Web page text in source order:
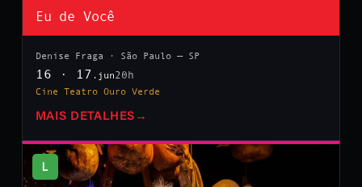
Eu de Você
Denise Fraga · São Paulo — SP
16 · 17 .jun20h
Cine Teatro Ouro Verde
MAIS DETALHES →
L